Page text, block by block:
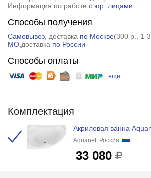
Информация по работе с юр. лицами
Способы получения
Самовывоз, доставка по Москве(300 р.
,
МО,доставка по России
Способы оплаты
еще
Комплектация
Акриловая ванна
Aquanet, Россия
33 080